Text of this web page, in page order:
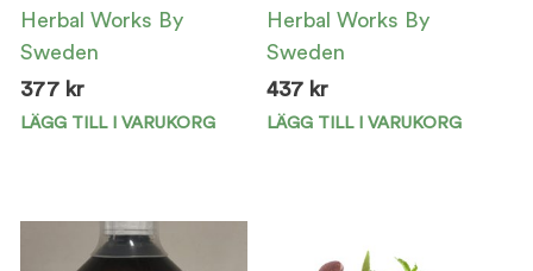
Herbal Works By
Sweden
377 kr
LÄGG TILL I VARUKORG
Herbal Works By
Sweden
437 kr
LÄGG TILL I VARUKORG